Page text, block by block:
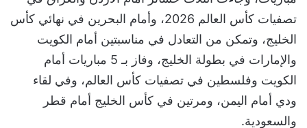
تصفيات كأس العالم 2026، وأمام البحرين في نهائي كأس
الخليج، وتمكن من التعادل في مناسبتين أمام الكويت
والإمارات في بطولة الخليج، وفاز بـ 5 مباريات أمام
الكويت وفلسطين في تصفيات كأس العالم، وفي لقاء
ودي أمام اليمن، ومرتين في كأس الخليج أمام قطر
والسعودية.